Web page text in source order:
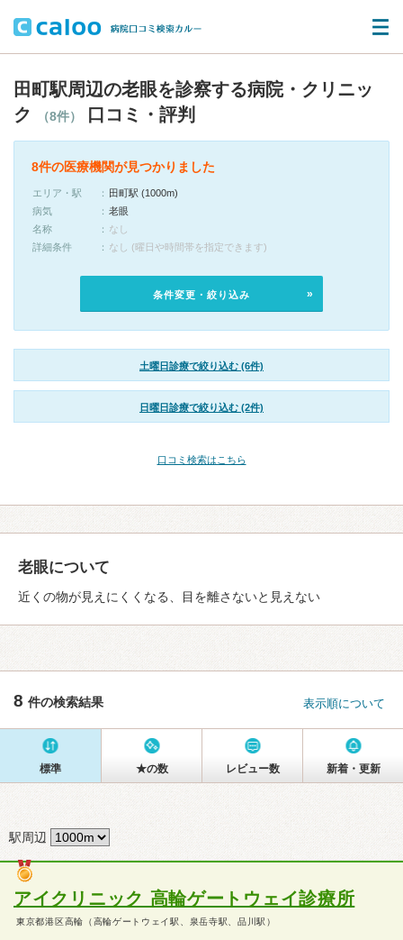
田町駅周辺の老眼を診察する病院・クリニッ
ク
（8件） 口コミ・評判
8件の医療機関が見つかりました
エリア・駅
田町駅 (1000m)
病気
老眼
名称
なし
詳細条件
なし (曜日や時間帯を指定できます)
条件変更・絞り込み
土曜日診療で絞り込む (6件)
日曜日診療で絞り込む (2件)
口コミ検索はこちら
老眼について
近くの物が見えにくくなる、目を離さないと見えない
8 件の検索結果 表示順について
標準 ★の数 レビュー数 新着・更新
駅周辺
アイクリニック 高輪ゲートウェイ診療所
東京都港区高輪（高輪ゲートウェイ駅、泉岳寺駅、品川駅）